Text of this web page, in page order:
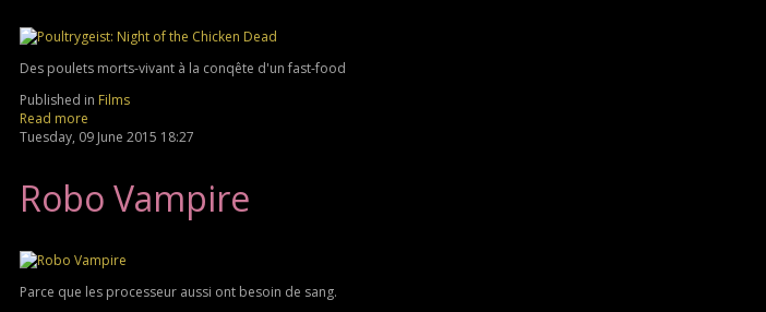
Des poulets morts-vivant à la conqête d'un fast-food
Published in Films
Read more
Tuesday, 09 June 2015 18:27
Robo Vampire
Parce que les processeur aussi ont besoin de sang.